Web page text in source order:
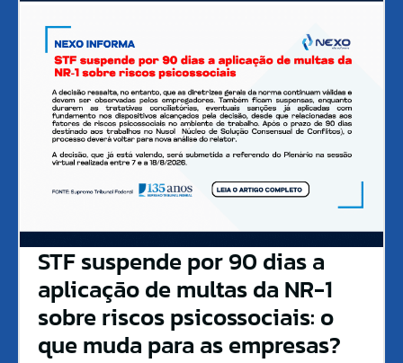
STF suspende por 90 dias a
aplicação de multas da NR-1
sobre riscos psicossociais: o
que muda para as empresas?